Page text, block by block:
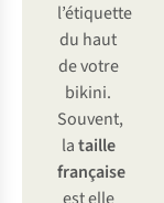
l’étiquette
du haut
de votre
bikini.
Souvent,
lataille
française